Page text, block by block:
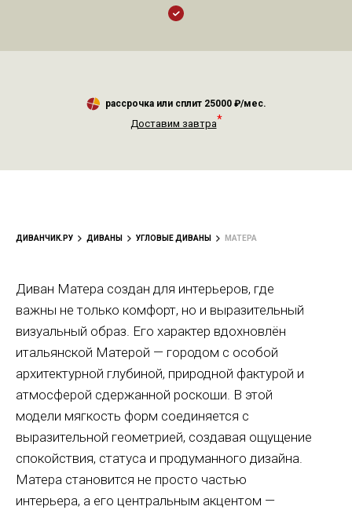
рассрочка или сплит 25000 ₽/мес.
Доставим завтра*
ДИВАНЧИК.РУ ДИВАНЫ УГЛОВЫЕ ДИВАНЫ МАТЕРА
Диван Матера создан для интерьеров, где
важны не только комфорт, но и выразительный
визуальный образ. Его характер вдохновлён
итальянской Матерой — городом с особой
архитектурной глубиной, природной фактурой и
атмосферой сдержанной роскоши. В этой
модели мягкость форм соединяется с
выразительной геометрией, создавая ощущение
спокойствия, статуса и продуманного дизайна.
Матера становится не просто частью
интерьера, а его центральным акцентом —